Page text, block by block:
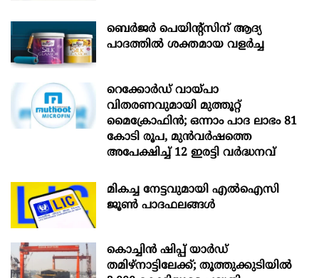
ബെർജർ പെയിന്റ്സിന് ആദ്യ
പാദത്തിൽ ശക്തമായ വളർച്ച
റെക്കോർഡ് വായ്പാ
വിതരണവുമായി മുത്തൂറ്റ്
മൈക്രോഫിൻ; ഒന്നാം പാദ ലാഭം 81
കോടി രൂപ, മുൻവർഷത്തെ
അപേക്ഷിച്ച് 12 ഇരട്ടി വർദ്ധനവ്
മികച്ച നേട്ടവുമായി എൽഐസി
ജൂൺ പാദഫലങ്ങൾ
കൊച്ചിന്‍ ഷിപ്പ് യാർഡ്
തമിഴ്നാട്ടിലേക്ക്; തൂത്തുക്കുടിയിൽ